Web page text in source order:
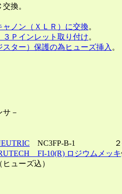
換。
ャノン（ＸＬＲ）に交換。
３Ｐインレット取り付け。
ター）保護の為ヒューズ挿入 。
ンサ－ １５個ミ
１０
コンデンサ－ ４
ＶＲ ４
１６
NC3FP-B-1 ２
FI-10(R) ロジウムメッキ
ダー（ヒューズ